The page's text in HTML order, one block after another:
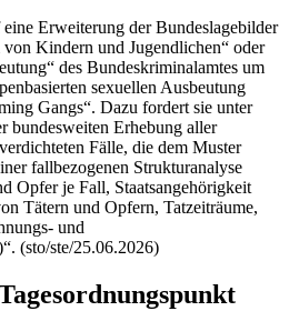
Erweiterung der Bundeslagebilder
Kindern und Jugendlichen“ oder
des Bundeskriminalamtes um
sexuellen Ausbeutung
Gangs“. Dazu fordert sie unter
bundesweiten Erhebung aller
Fälle, die dem Muster
fallbezogenen Strukturanalyse
Opfer je Fall, Staatsangehörigkeit
Tätern und Opfern, Tatzeiträume,
und
(sto/ste/25.06.2026)